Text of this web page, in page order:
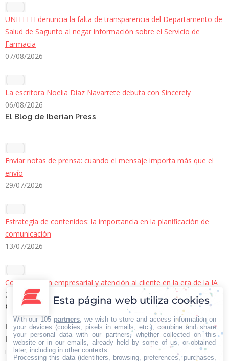
UNITEFH denuncia la falta de transparencia del Departamento de
Salud de Sagunto al negar información sobre el Servicio de
Farmacia
07/08/2026
La escritora Noelia Díaz Navarrete debuta con Sincerely
06/08/2026
El Blog de Iberian Press
Enviar notas de prensa: cuando el mensaje importa más que el
envío
29/07/2026
Estrategia de contenidos: la importancia en la planificación de
comunicación
13/07/2026
Comunicación empresarial y atención al cliente en la era de la IA
22/06/2026
Contacto Iberian Press
Principales vías de contacto:
E-mail:
info@iberianpress.es
Esta página web utiliza cookies
With our 105 partners , we wish to store and access information on
your devices (cookies, pixels in emails, etc.), combine and share
your personal data with our partners, whether collected on this
website or in our emails, already held by some of us, or obtained
later, including in other contexts.
Processing this data (identifiers, browsing, preferences, purchases,